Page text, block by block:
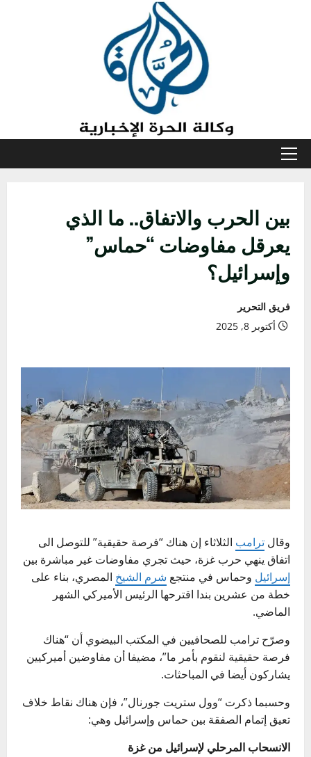
القائمة
بين الحرب والاتفاق.. ما الذي
يعرقل مفاوضات “حماس”
وإسرائيل؟
فريق التحرير
أكتوبر 8, 2025
وقال ترامب الثلاثاء إن هناك “فرصة حقيقية” للتوصل الى
اتفاق ينهي حرب غزة، حيث تجري مفاوضات غير مباشرة بين
إسرائيل وحماس في منتجع شرم الشيخ المصري، بناء على
خطة من عشرين بندا اقترحها الرئيس الأميركي الشهر
الماضي.
وصرّح ترامب للصحافيين في المكتب البيضوي أن “هناك
فرصة حقيقية لنقوم بأمر ما”، مضيفا أن مفاوضين أميركيين
يشاركون أيضا في المباحثات.
وحسبما ذكرت “وول ستريت جورنال”، فإن هناك نقاط خلاف
تعيق إتمام الصفقة بين حماس وإسرائيل وهي:
الانسحاب المرحلي لإسرائيل من غزة